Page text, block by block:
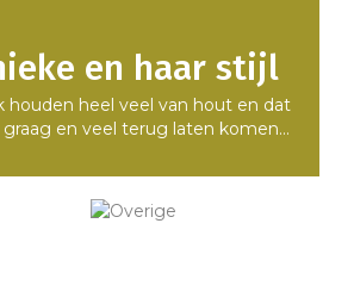
en haar stijl
houden heel veel van hout en dat
en veel terug laten komen…